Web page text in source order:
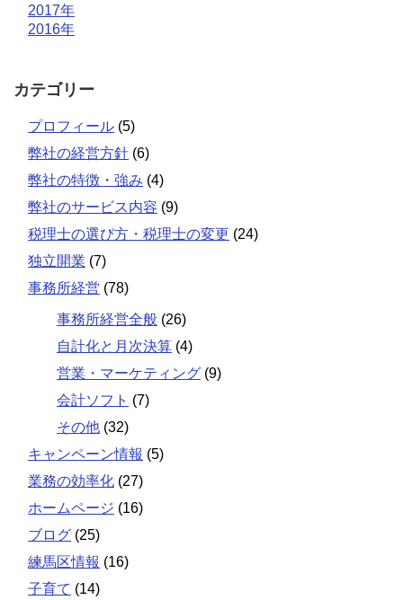
2017年
2016年
カテゴリー
プロフィール (5)
弊社の経営方針 (6)
弊社の特徴・強み (4)
弊社のサービス内容 (9)
税理士の選び方・税理士の変更 (24)
独立開業 (7)
事務所経営 (78)
事務所経営全般 (26)
自計化と月次決算 (4)
営業・マーケティング (9)
会計ソフト (7)
その他 (32)
キャンペーン情報 (5)
業務の効率化 (27)
ホームページ (16)
ブログ (25)
練馬区情報 (16)
子育て (14)